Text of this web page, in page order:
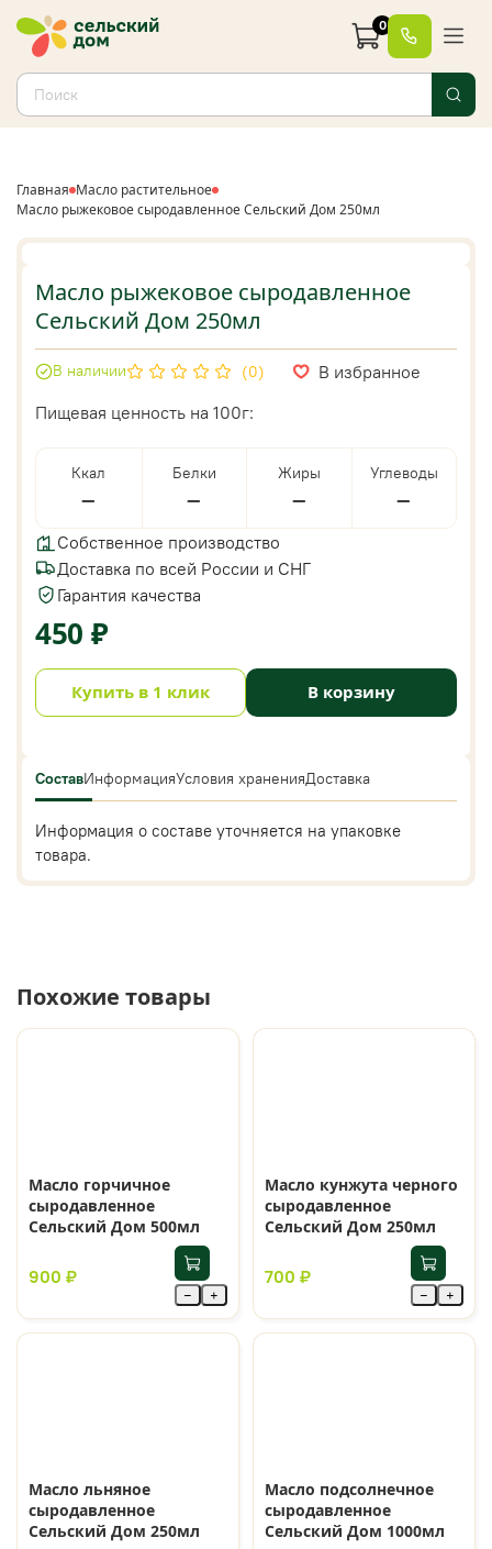
0
Главная Масло растительное
Масло рыжековое сыродавленное Сельский Дом 250мл
Масло рыжековое сыродавленное
Сельский Дом 250мл
(0) В избранное
В наличии
Пищевая ценность на 100г:
Ккал
—
Белки
—
Жиры
—
Углеводы
—
Собственное производство
Доставка по всей России и СНГ
Гарантия качества
450 ₽
В корзину
Купить в 1 клик
СоставИнформацияУсловия храненияДоставка
Информация о составе уточняется на упаковке
товара.
Похожие товары
Масло горчичное
сыродавленное
Сельский Дом 500мл
900 ₽
− +
Масло кунжута черного
сыродавленное
Сельский Дом 250мл
700 ₽
− +
Масло льняное
сыродавленное
Сельский Дом 250мл
Масло подсолнечное
сыродавленное
Сельский Дом 1000мл